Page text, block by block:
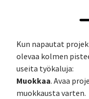
Kun napautat
olevaa kolmen
useita työkaluja:
Muokkaa. Avaa
muokkausta varten.